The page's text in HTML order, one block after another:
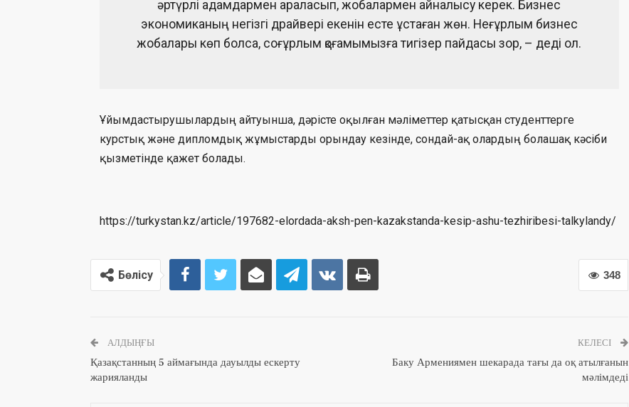
әртүрлі адамдармен араласып, жобалармен айналысу керек. Бизнес
экономиканың негізгі драйвері екенін есте ұстаған жөн. Неғұрлым бизнес
жобалары көп болса, соғұрлым қоғамымызға тигізер пайдасы зор, – деді ол.
Ұйымдастырушылардың айтуынша, дәрісте оқылған мәліметтер қатысқан студенттерге
курстық және дипломдық жұмыстарды орындау кезінде, сондай-ақ олардың болашақ кәсіби
қызметінде қажет болады.
https://turkystan.kz/article/197682-elordada-aksh-pen-kazakstanda-kesip-ashu-tezhiribesi-talkylandy/
348
Бөлісу
АЛДЫҢҒЫ
Қазақстанның 5 аймағында дауылды ескерту
жарияланды
КЕЛЕСІ
Баку Армениямен шекарада тағы да оқ атылғанын
мәлімдеді